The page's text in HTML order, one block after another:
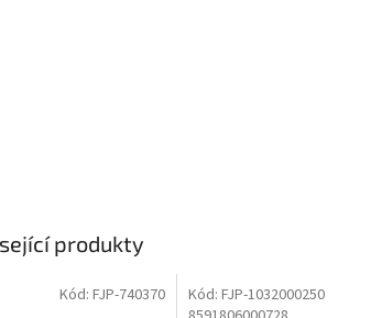
produkty
Kód: FJP-740370 Dostupné i na
prodejně
Kód: FJP-1032000250